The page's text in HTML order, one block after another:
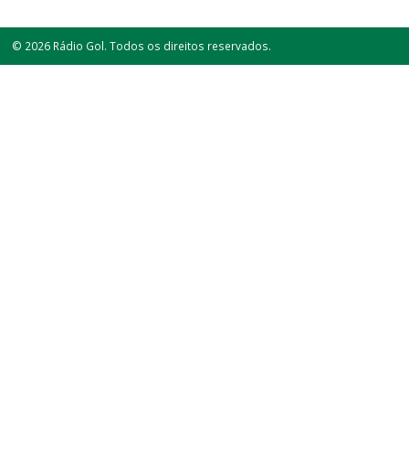
© 2026 Rádio Gol. Todos os direitos reservados.